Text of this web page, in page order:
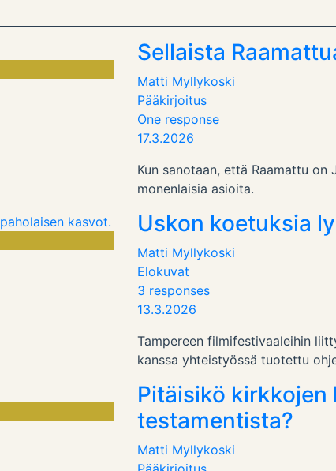
Sellaista
Matti Myllykoski
Pääkirjoitus
One response
17.3.2026
Kun sanotaan, että Raamattu on
monenlaisia asioita.
Uskon koetuksia
Matti Myllykoski
Elokuvat
3 responses
13.3.2026
Tampereen filmifestivaaleihin
kanssa yhteistyössä tuotettu
Pitäisikö kirkkojen
testamentista?
Matti Myllykoski